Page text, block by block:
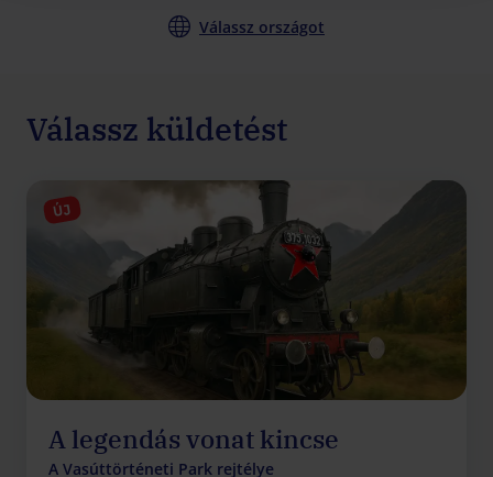
Válassz országot
Válassz küldetést
ÚJ
A legendás vonat kincse
A Vasúttörténeti Park rejtélye